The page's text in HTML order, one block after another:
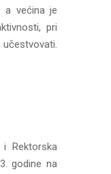
a većina je
pri
Rektorska
godine na